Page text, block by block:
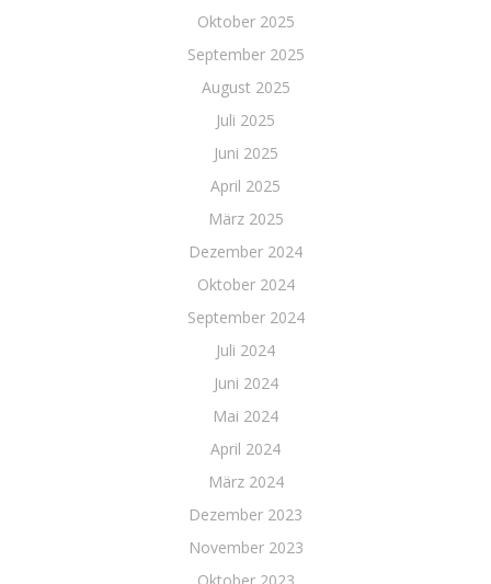
Oktober 2025
September 2025
August 2025
Juli 2025
Juni 2025
April 2025
März 2025
Dezember 2024
Oktober 2024
September 2024
Juli 2024
Juni 2024
Mai 2024
April 2024
März 2024
Dezember 2023
November 2023